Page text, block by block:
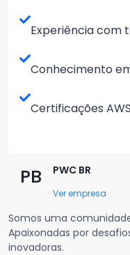
Experiência com
Conhecimento
Certificações
PB PWC BR
Ver empresa
Somos uma
Apaixonadas por
inovadoras.